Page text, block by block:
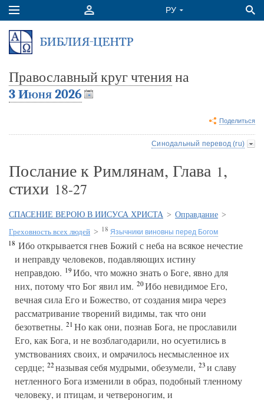
Православный круг чтенияна
3 Июня 2026
Поделиться
Синодальный перевод (ru)
Послание к Римлянам, Глава 1,
стихи 18-27
СПАСЕНИЕ ВЕРОЮ В ИИСУСА ХРИСТА > Оправдание >
Греховность всех людей > 18 Язычники виновны перед Богом
18 Ибо открывается гнев Божий с неба на всякое нечестие
и неправду человеков, подавляющих истину
неправдою. 19Ибо, что можно знать о Боге, явно для
них, потому что Бог явил им. 20Ибо невидимое Его,
вечная сила Его и Божество, от создания мира через
рассматривание творений видимы, так что они
безответны. 21Но как они, познав Бога, не прославили
Его, как Бога, и не возблагодарили, но осуетились в
умствованиях своих, и омрачилось несмысленное их
сердце; 22называя себя мудрыми, обезумели, 23и славу
нетленного Бога изменили в образ, подобный тленному
человеку, и птицам, и четвероногим, и